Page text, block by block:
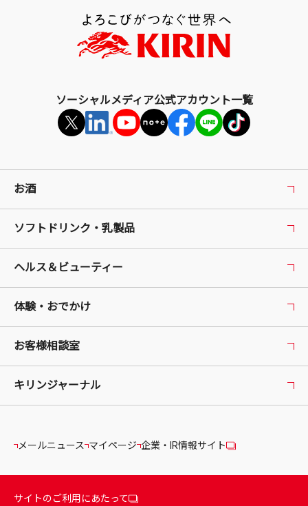
ソーシャルメディア公式アカウント一覧
お酒
ソフトドリンク・乳製品
ヘルス＆ビューティー
体験・おでかけ
お客様相談室
キリンジャーナル
メールニュース マイページ 企業・IR情報サイト
サイトのご利用にあたって